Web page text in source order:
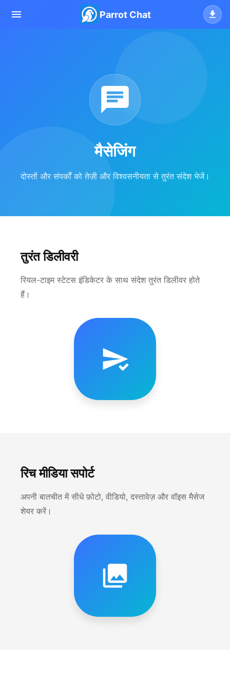
Parrot Chat
मैसेजिंग
दोस्तों और संपर्कों को तेज़ी और विश्वसनीयता से तुरंत संदेश भेजें।
तुरंत डिलीवरी
रियल-टाइम स्टेटस इंडिकेटर के साथ संदेश तुरंत डिलीवर होते
हैं।
रिच मीडिया सपोर्ट
अपनी बातचीत में सीधे फ़ोटो, वीडियो, दस्तावेज़ और वॉइस मैसेज
शेयर करें।